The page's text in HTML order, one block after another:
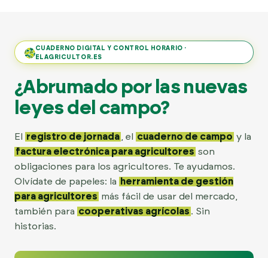
CUADERNO DIGITAL Y CONTROL HORARIO ·
ELAGRICULTOR.ES
¿Abrumado por las nuevas
leyes del campo?
El registro de jornada , el cuaderno de campo y la
factura electrónica para agricultores son
obligaciones para los agricultores. Te ayudamos.
Olvídate de papeles: la
herramienta de gestión
para agricultores más fácil de usar del mercado,
también para cooperativas agrícolas . Sin
historias.